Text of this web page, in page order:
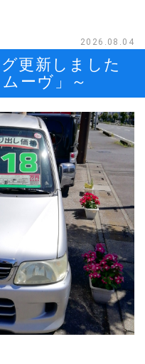
2026.08.04
更新しました
ーヴ」～